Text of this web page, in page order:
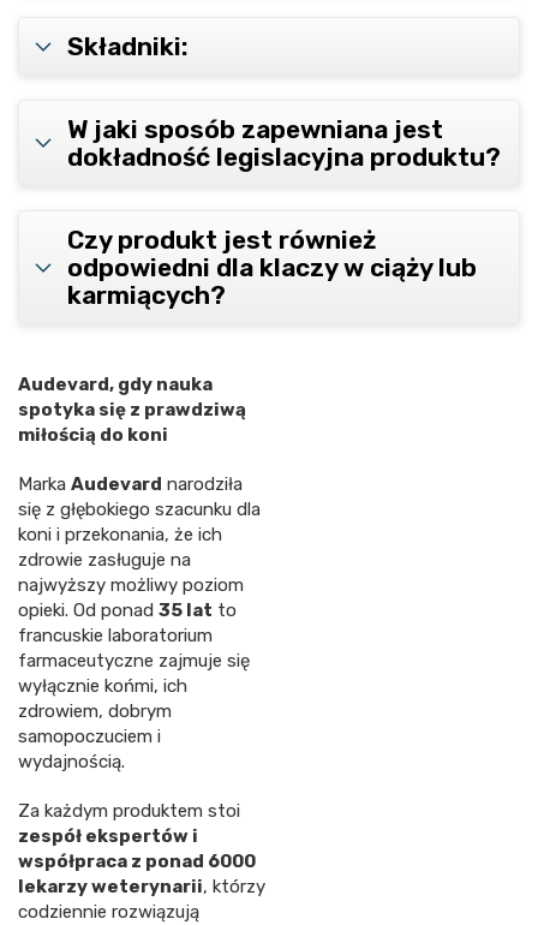
Składniki:
W jaki sposób zapewniana jest
dokładność legislacyjna produktu?
Czy produkt jest również
odpowiedni dla klaczy w ciąży lub
karmiących?
Audevard, gdy nauka
spotyka się z prawdziwą
miłością do koni
Marka Audevard narodziła
się z głębokiego szacunku dla
koni i przekonania, że ich
zdrowie zasługuje na
najwyższy możliwy poziom
opieki. Od ponad 35 lat to
francuskie laboratorium
farmaceutyczne zajmuje się
wyłącznie końmi, ich
zdrowiem, dobrym
samopoczuciem i
wydajnością.
Za każdym produktem stoi
zespół ekspertów i
współpraca z ponad 6000
lekarzy weterynarii, którzy
codziennie rozwiązują